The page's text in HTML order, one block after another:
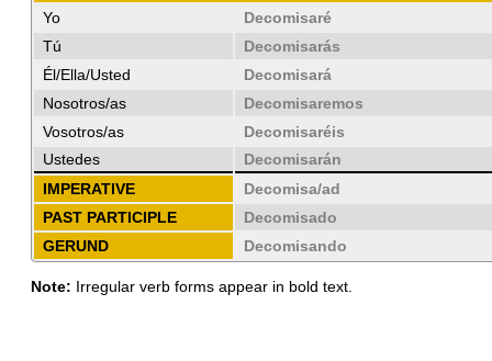
Yo
Decomisaré
Tú
Decomisarás
Él/Ella/Usted
Decomisará
Nosotros/as
Decomisaremos
Vosotros/as
Decomisaréis
Ustedes
Decomisarán
IMPERATIVE
Decomisa/ad
PAST PARTICIPLE
Decomisado
GERUND
Decomisando
Note: Irregular verb forms appear in bold text.